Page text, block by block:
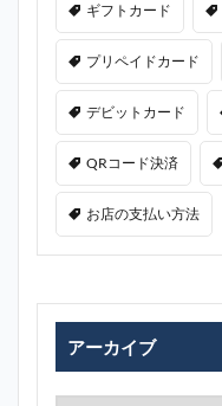
ギフトカード
プリペイドカード
デビットカード
QRコード決済
お店の支払い方法
アーカイブ